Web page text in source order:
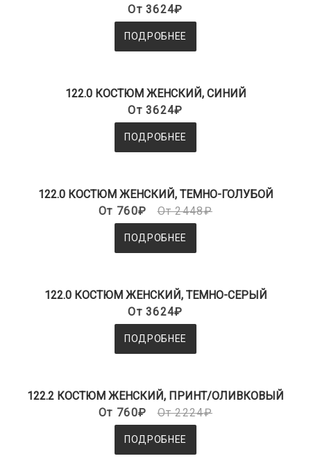
От 3624₽
ПОДРОБНЕЕ
122.0 КОСТЮМ ЖЕНСКИЙ, СИНИЙ
От 3624₽
ПОДРОБНЕЕ
122.0 КОСТЮМ ЖЕНСКИЙ, ТЕМНО-ГОЛУБОЙ
От 760₽
От 2448₽
ПОДРОБНЕЕ
122.0 КОСТЮМ ЖЕНСКИЙ, ТЕМНО-СЕРЫЙ
От 3624₽
ПОДРОБНЕЕ
122.2 КОСТЮМ ЖЕНСКИЙ, ПРИНТ/ОЛИВКОВЫЙ
От 760₽
От 2224₽
ПОДРОБНЕЕ